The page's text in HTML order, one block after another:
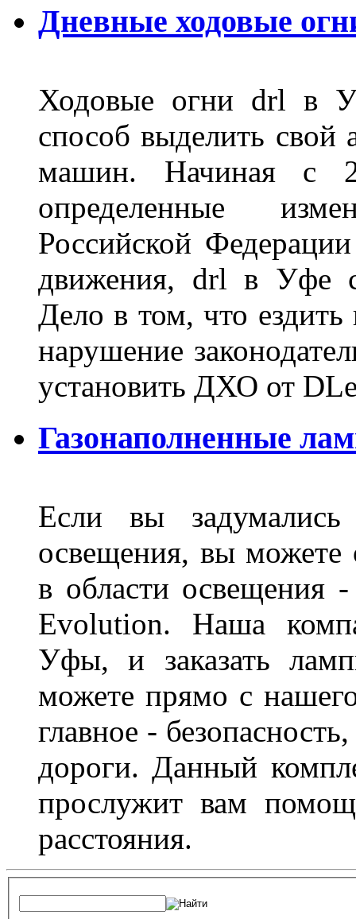
Дневные ходовые
Ходовые огни drl в
способ выделить свой
машин. Начиная с
определенные
Российской
движения, drl в Уфе
Дело в том, что
нарушение
установить ДХО от
Газонаполненные
Если вы задумались
освещения, вы можете
в области освещения
Evolution. Наша
Уфы, и заказать
можете прямо с
главное -
дороги. Данный
прослужит вам
расстояния.